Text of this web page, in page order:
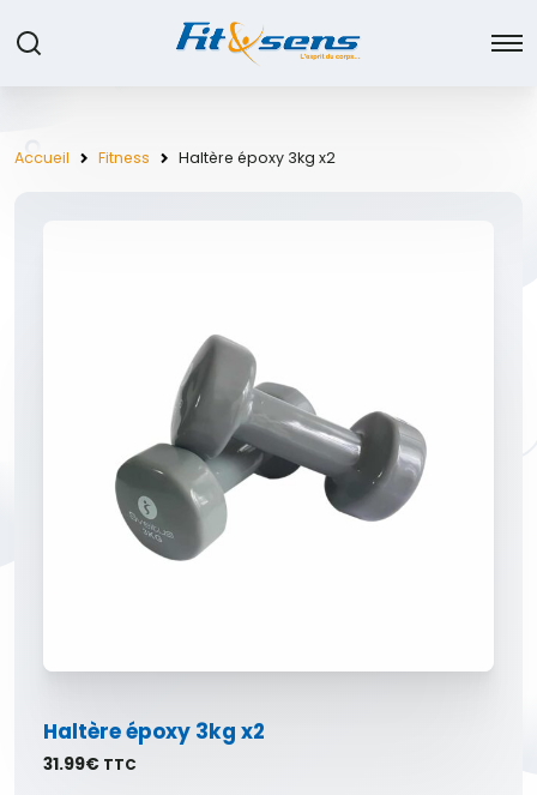
Accueil Fitness Haltère époxy 3kg x2
Haltère époxy 3kg x2
31.99€ TTC